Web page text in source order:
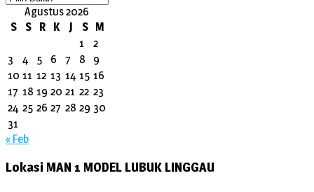
Agustus 2026
S
S R K J S
M
1
2
3
4 5 6 7 8
9
10 11 12 13 14 15 16
17 18 19 20 21 22 23
24 25 26 27 28 29 30
31
« Feb
Lokasi MAN 1 MODEL LUBUK LINGGAU